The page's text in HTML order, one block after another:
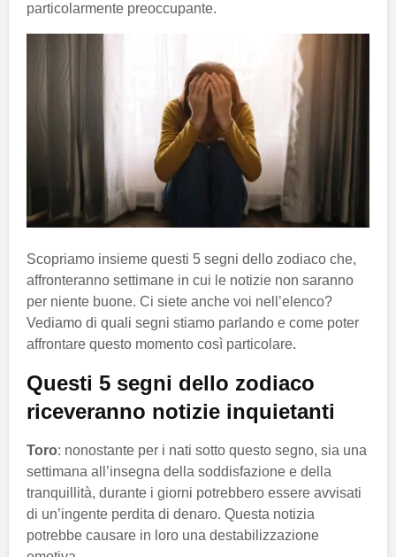
particolarmente preoccupante.
Scopriamo insieme questi 5 segni dello zodiaco che,
affronteranno settimane in cui le notizie non saranno
per niente buone. Ci siete anche voi nell’elenco?
Vediamo di quali segni stiamo parlando e come poter
affrontare questo momento così particolare.
Questi 5 segni dello zodiaco
riceveranno notizie inquietanti
Toro: nonostante per i nati sotto questo segno, sia una
settimana all’insegna della soddisfazione e della
tranquillità, durante i giorni potrebbero essere avvisati
di un’ingente perdita di denaro. Questa notizia
potrebbe causare in loro una destabilizzazione